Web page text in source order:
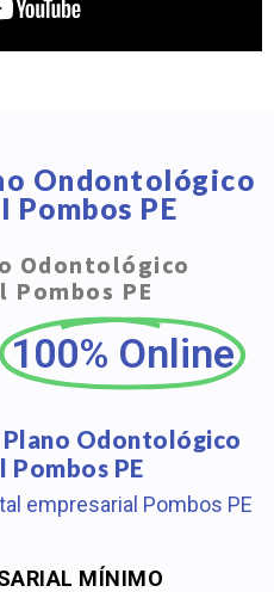
Ondontológico
Pombos PE
Odontológico
Pombos PE
100% Online
Odontológico
Pombos PE
empresarial Pombos PE
MÍNIMO